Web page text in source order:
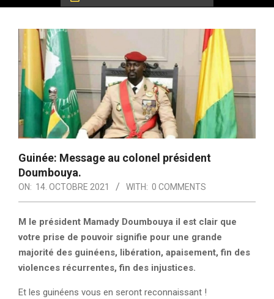
Guinée: Message au colonel président
Doumbouya.
ON: 14. OCTOBRE 2021 WITH: 0 COMMENTS
M le président Mamady Doumbouya il est clair que
votre prise de pouvoir signifie pour une grande
majorité des guinéens, libération, apaisement, fin des
violences récurrentes, fin des injustices.
Et les guinéens vous en seront reconnaissant !